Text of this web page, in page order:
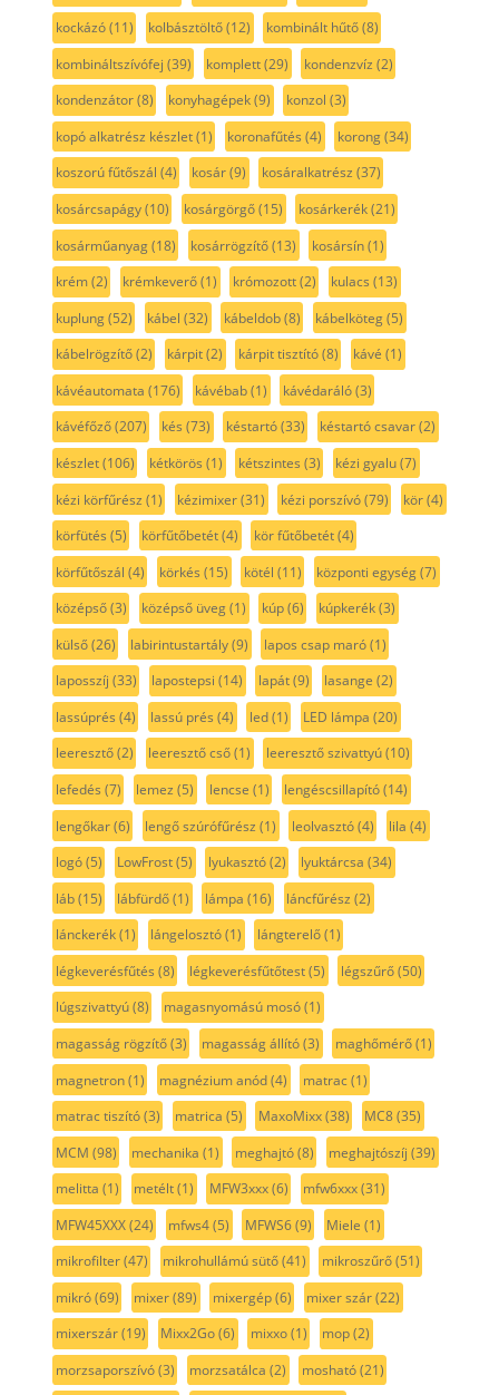
kockázó(11) kolbásztöltő(12) kombinált hűtő(8)
kombináltszívófej (39) komplett(29) kondenzvíz (2)
kondenzátor(8) konyhagépek(9) konzol (3)
kopó alkatrész készlet(1) koronafűtés (4) korong(34)
koszorú fűtőszál (4) kosár(9) kosáralkatrész (37)
kosárcsapágy(10) kosárgörgő(15) kosárkerék(21)
kosárműanyag(18) kosárrögzítő(13) kosársín(1)
krém(2) krémkeverő(1) krómozott(2) kulacs (13)
kuplung(52) kábel (32) kábeldob(8) kábelköteg(5)
kábelrögzítő(2) kárpit(2) kárpit tisztító(8) kávé (1)
kávéautomata (176) kávébab(1) kávédaráló(3)
kávéfőző(207) kés (73) késtartó(33) késtartó csavar(2)
készlet(106) kétkörös (1) kétszintes (3) kézi gyalu(7)
kézi körfűrész (1) kézimixer(31) kézi porszívó(79) kör(4)
körfütés (5) körfűtőbetét(4) kör fűtőbetét(4)
körfűtőszál (4) körkés (15) kötél (11) központi egység(7)
középső(3) középső üveg(1) kúp(6) kúpkerék(3)
külső(26) labirintustartály(9) lapos csap maró(1)
laposszíj (33) lapostepsi (14) lapát(9) lasange (2)
lassúprés (4) lassú prés (4) led(1) LED lámpa (20)
leeresztő(2) leeresztő cső(1) leeresztő szivattyú(10)
lefedés (7) lemez (5) lencse (1) lengéscsillapító(14)
lengőkar(6) lengő szúrófűrész (1) leolvasztó(4) lila (4)
logó(5) LowFrost(5) lyukasztó(2) lyuktárcsa (34)
láb(15) lábfürdő(1) lámpa (16) láncfűrész (2)
lánckerék(1) lángelosztó(1) lángterelő(1)
légkeverésfűtés (8) légkeverésfűtőtest(5) légszűrő(50)
lúgszivattyú(8) magasnyomású mosó(1)
magasság rögzítő(3) magasság állító(3) maghőmérő(1)
magnetron(1) magnézium anód(4) matrac(1)
matrac tiszító(3) matrica (5) MaxoMixx(38) MC8(35)
MCM (98) mechanika (1) meghajtó(8) meghajtószíj (39)
melitta (1) metélt(1) MFW3xxx(6) mfw6xxx(31)
MFW45XXX(24) mfws4(5) MFWS6(9) Miele (1)
mikrofilter(47) mikrohullámú sütő(41) mikroszűrő(51)
mikró(69) mixer(89) mixergép(6) mixer szár(22)
mixerszár(19) Mixx2Go(6) mixxo(1) mop(2)
morzsaporszívó(3) morzsatálca (2) mosható(21)